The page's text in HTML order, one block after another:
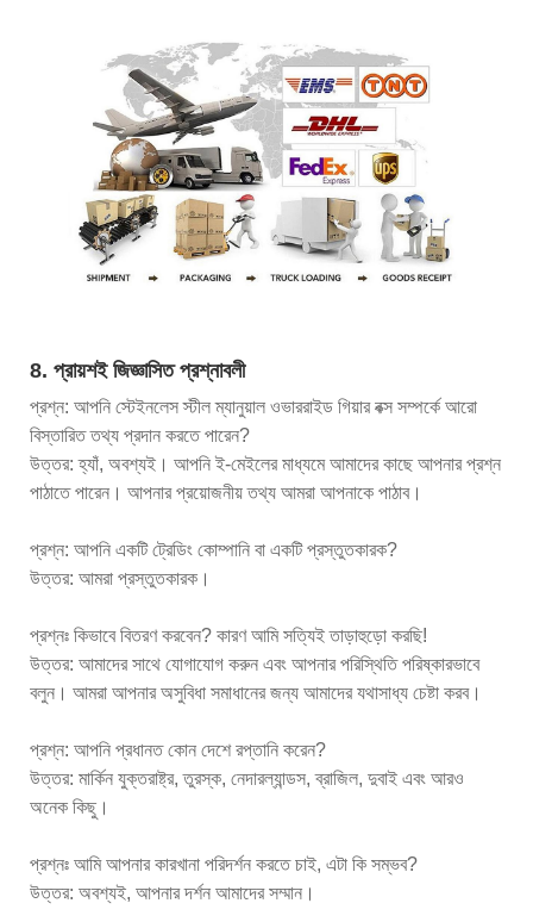
8. প্রায়শই জিজ্ঞাসিত প্রশ্নাবলী
প্রশ্ন: আপনি স্টেইনলেস স্টীল ম্যানুয়াল ওভাররাইড গিয়ার বক্স সম্পর্কে আরো
বিস্তারিত তথ্য প্রদান করতে পারেন?
উত্তর: হ্যাঁ, অবশ্যই। আপনি ই-মেইলের মাধ্যমে আমাদের কাছে আপনার প্রশ্ন
পাঠাতে পারেন। আপনার প্রয়োজনীয় তথ্য আমরা আপনাকে পাঠাব।
প্রশ্ন: আপনি একটি ট্রেডিং কোম্পানি বা একটি প্রস্তুতকারক?
উত্তর: আমরা প্রস্তুতকারক।
প্রশ্নঃ কিভাবে বিতরণ করবেন? কারণ আমি সত্যিই তাড়াহুড়ো করছি!
উত্তর: আমাদের সাথে যোগাযোগ করুন এবং আপনার পরিস্থিতি পরিষ্কারভাবে
বলুন। আমরা আপনার অসুবিধা সমাধানের জন্য আমাদের যথাসাধ্য চেষ্টা করব।
প্রশ্ন: আপনি প্রধানত কোন দেশে রপ্তানি করেন?
উত্তর: মার্কিন যুক্তরাষ্ট্র, তুরস্ক, নেদারল্যান্ডস, ব্রাজিল, দুবাই এবং আরও
অনেক কিছু।
প্রশ্নঃ আমি আপনার কারখানা পরিদর্শন করতে চাই, এটা কি সম্ভব?
উত্তর: অবশ্যই, আপনার দর্শন আমাদের সম্মান।